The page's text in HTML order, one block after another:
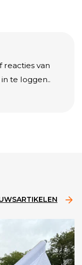
reacties van
te loggen..